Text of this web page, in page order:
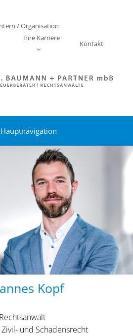
/ Organisation
Ihre Karriere
Kontakt
Hauptnavigation
Kopf
Rechtsanwalt
und Schadensrecht